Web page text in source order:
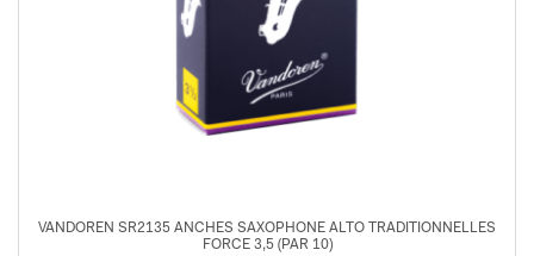
VANDOREN SR2135 ANCHES SAXOPHONE ALTO TRADITIONNELLES
FORCE 3,5 (PAR 10)